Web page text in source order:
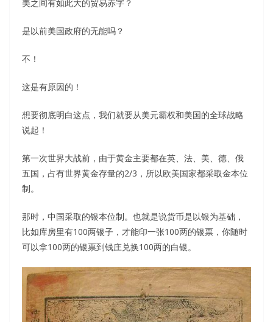
美之间有如此大的贸易赤字？
是以前美国政府的无能吗？
不！
这是有原因的！
想要彻底明白这点，我们就要从美元霸权和美国的全球战略
说起！
第一次世界大战前，由于黄金主要都在英、法、美、德、俄
五国，占有世界黄金存量的2/3，所以欧美国家都采取金本位
制。
那时，中国采取的银本位制。也就是说货币是以银为基础，
比如库房里有100两银子，才能印一张100两的银票，你随时
可以拿100两的银票到钱庄兑换100两的白银。